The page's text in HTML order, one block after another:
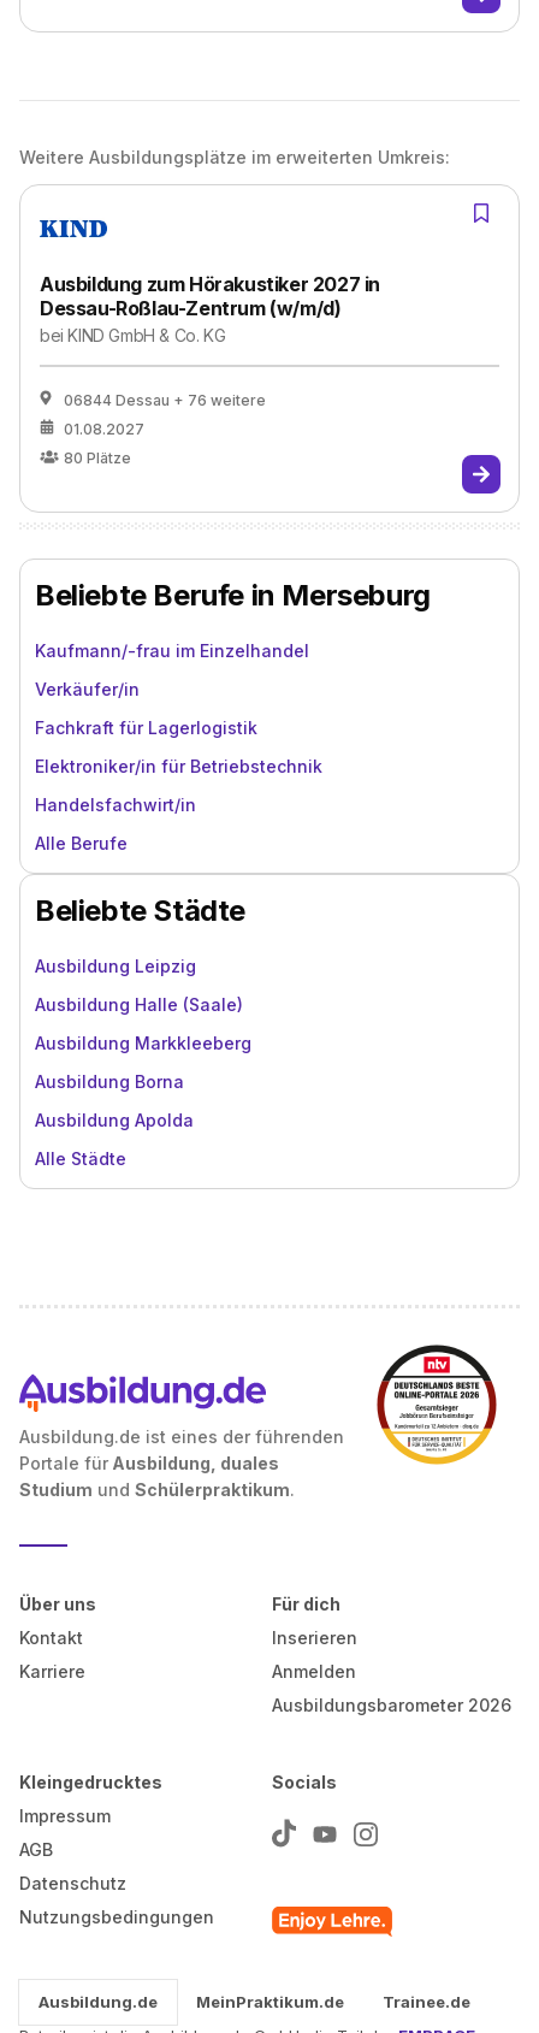
Weitere Ausbildungsplätze im erweiterten Umkreis:
Ausbildung zum Hörakustiker 2027 in
Dessau-Roßlau-Zentrum (w/m/d)
beiKIND GmbH & Co. KG
06844 Dessau + 76 weitere
01.08.2027
80 Plätze
Beliebte Berufe in Merseburg
Kaufmann/-frau im Einzelhandel
Verkäufer/in
Fachkraft für Lagerlogistik
Elektroniker/in für Betriebstechnik
Handelsfachwirt/in
Alle Berufe
Beliebte Städte
Ausbildung Leipzig
Ausbildung Halle (Saale)
Ausbildung Markkleeberg
Ausbildung Borna
Ausbildung Apolda
Alle Städte
Ausbildung.de ist eines der führenden
Portale für Ausbildung, duales
Studium und Schülerpraktikum.
Über uns
Kontakt
Karriere
Für dich
Inserieren
Anmelden
Ausbildungsbarometer 2026
Kleingedrucktes
Impressum
AGB
Datenschutz
Nutzungsbedingungen
Socials
Ausbildung.de MeinPraktikum.de
Trainee.de